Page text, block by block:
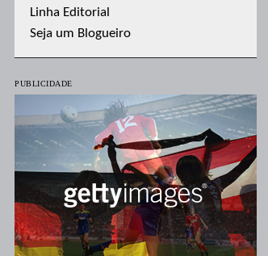
Linha Editorial
Seja um Blogueiro
PUBLICIDADE